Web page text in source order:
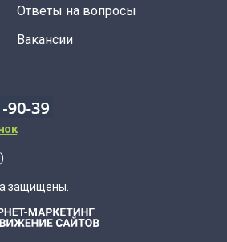
Ответы на вопросы
Вакансии
защищены.